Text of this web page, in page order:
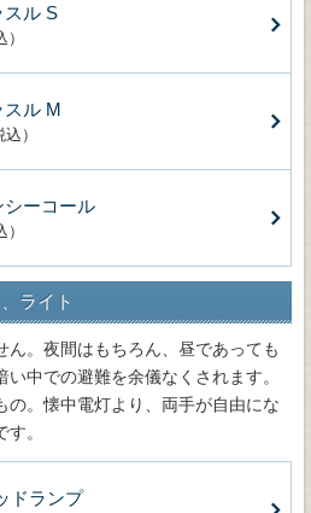
スル S
スル M
）
シーコール
ライト
ん。夜間はもちろん、昼であっても
中での避難を余儀なくされます。
の。懐中電灯より、両手が自由にな
。
ドランプ